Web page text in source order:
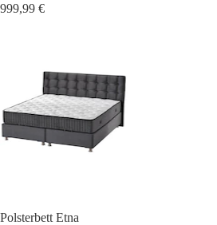
999,99 €
Polsterbett Etna